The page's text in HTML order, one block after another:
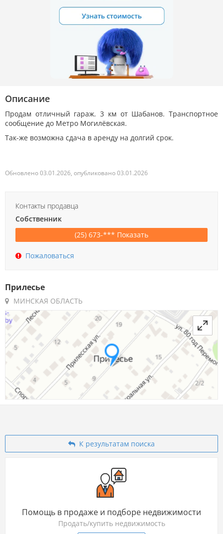
Описание
Продам отличный гараж. 3 км от Шабанов. Транспортное
сообщение до Метро Могилёвская.
Так-же возможна сдача в аренду на долгий срок.
Обновлено 03.01.2026, опубликовано 03.01.2026
Контакты продавца
Собственник
(25) 673-*** Показать
Пожаловаться
Прилесье
МИНСКАЯ ОБЛАСТЬ
К результатам поиска
Помощь в продаже и подборе недвижимости
Продать/купить недвижимость